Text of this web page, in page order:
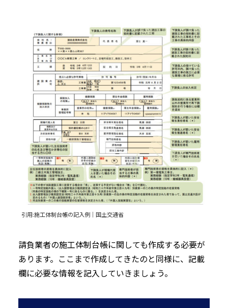
引用:施工体制台帳の記入例｜国土交通省
請負業者の施工体制台帳に関しても作成する必要が
あります。ここまで作成してきたのと同様に、記載
欄に必要な情報を記入していきましょう。